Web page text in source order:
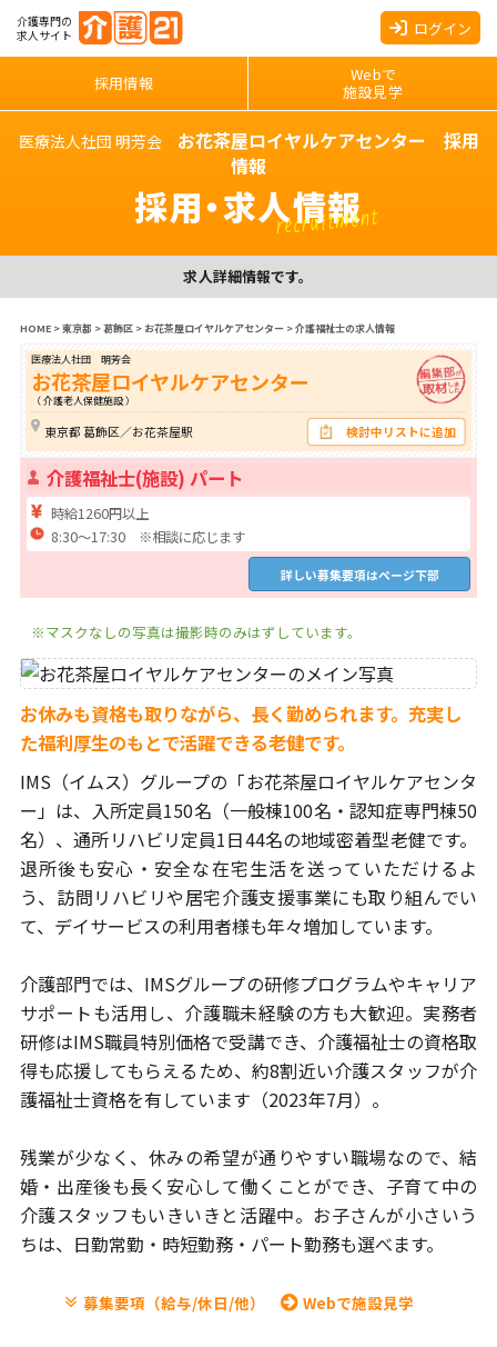
介護専門の
求人サイト
ログイン
採用情報
Webで
施設見学
医療法人社団 明芳会 お花茶屋ロイヤルケアセンター 採用
情報
採用・求人情報
recruitment
求人詳細情報です。
HOME>東京都 >葛飾区> お花茶屋ロイヤルケアセンター>介護福祉士の求人情報
医療法人社団 明芳会
お花茶屋ロイヤルケアセンター
（ 介護老人保健施設 ）
東京都 葛飾区／お花茶屋駅 検討中リストに追加
介護福祉士(施設) パート
時給1260円以上
8:30～17:30 ※相談に応じます
詳しい募集要項はページ下部
※マスクなしの写真は撮影時のみはずしています。
お休みも資格も取りながら、長く勤められます。 充実し
た福利厚生のもとで活躍できる老健です。
IMS（イムス）グループの「お花茶屋ロイヤルケアセンタ
ー」は、
入所定員150名（一般棟100名・認知症専門棟50
名）、通所リハビリ定員1日44名の地域密着型老健です。
退所後も安心・安全な在宅生活を送って いただけるよ
う、訪問リハビリや居宅介護支援事業にも取り組んでい
て、 デイサービスの利用者様も年々増加しています。
介護部門では、IMSグループの研修プログラムやキャリア
サポートも活用し、介護職未経験の方も大歓迎。実務者
研修はIMS職員特別価格で受講でき、介護福祉士の資格取
得も応援してもらえるため、約8割近い介護スタッフが介
護福祉士資格を有しています（2023年7月）。
残業が少なく、休みの希望が通りやすい職場なので、結
婚・出産後も長く 安心して働くことができ、子育て中の
介護スタッフもいきいきと活躍中。 お子さんが小さいう
ちは、日勤常勤・時短勤務・パート勤務も選べます。
募集要項（給与/休日/他） Webで施設見学